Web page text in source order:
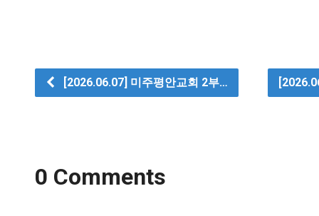
[2026.06.07] 미주평안교회 2부…
0 Comments